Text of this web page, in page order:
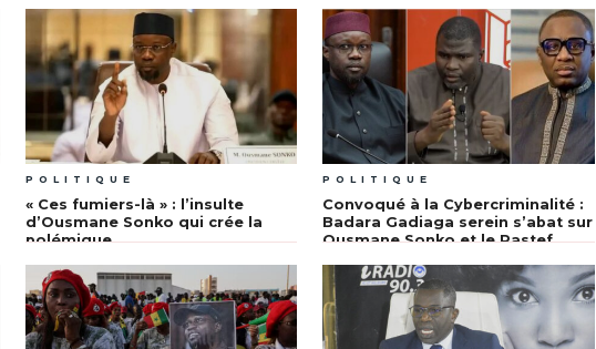
Malick Ndiaye
POLITIQUE
« Ces fumiers-là » : l’insulte
d’Ousmane Sonko qui crée la
polémique
POLITIQUE
Convoqué à la Cybercriminalité :
Badara Gadiaga serein s’abat sur
Ousmane Sonko et le Pastef